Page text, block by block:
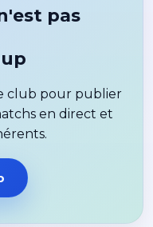
pas
club pour publier
en direct et